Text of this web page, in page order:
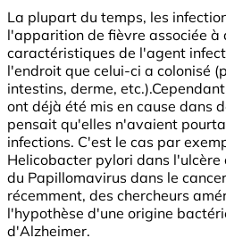
La plupart du temps, les
l'apparition de fièvre associée
caractéristiques de l'agent
l'endroit que celui-ci a colonisé
intestins, derme,
ont déjà été mis en cause dans
pensait qu'elles n'avaient
infections. C'est le cas par
Helicobacter pylori dans l'ulcère
du Papillomavirus dans le
récemment, des chercheurs
l'hypothèse d'une origine
d'Alzheimer.